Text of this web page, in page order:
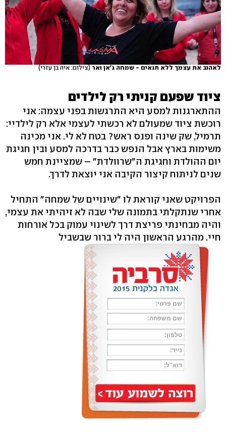
לאהוב את עצמך ללא תנאים - שמחה ג'אן ואר (צילום: איה בן עזרי)
ציוד שפעם קניתי רק לילדים
ההתארגנות למסע היא התרגשות בפני עצמה: אני
רוכשת ציוד שמעולם לא רכשתי לעצמי אלא רק לילדיי:
תרמיל, שק שינה ופנס ראש? בטח לא לי. אני מכינה
משימות בארץ אבל הנפש כבר בדרכה למסע ובין חגיגת
יום ההולדת וחגיגת ה"שרוולדת" – שמציינת חמש
שנים לניתוח קיצור הקיבה אני יוצאת לדרך.
הפרויקט שאני קוראת לו "שינויים של שמחה" התחיל
אחרי שנתקלתי בתמונה שלי שבה לא זיהיתי את עצמי,
והיה מבחינתי פריצת דרך לשינוי עמוק בכל אורחות
חיי. מהרגע הראשון היה לי ברור שבשביל